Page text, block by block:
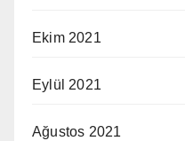
Ekim 2021
Eylül 2021
Ağustos 2021